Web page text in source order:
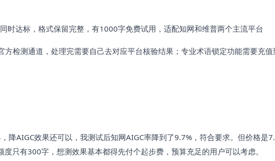
时达标，格式保留完整，有1000字免费试用，适配知网和维普两个主流平台
检测通道，处理完需要自己去对应平台核验结果；专业术语锁定功能需要充值
降AIGC效果还可以，我测试后知网AIGC率降到了9.7%，符合要求。但价格是
只有300字，想测效果基本都得先付个起步费，预算充足的用户可以考虑。